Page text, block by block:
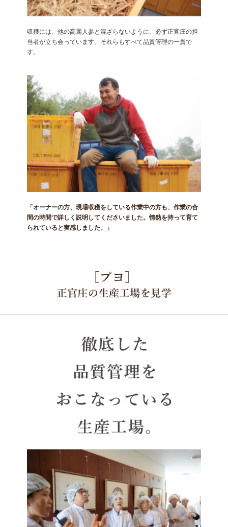
収穫には、他の高麗人参と混ざらないように、必ず正官庄の担
当者が立ち会っています。それらもすべて品質管理の一貫で
す。
「オーナーの方、現場収穫をしている作業中の方も、作業の合
間の時間で詳しく説明してくださいました。情熱を持って育て
られていると実感しました。」